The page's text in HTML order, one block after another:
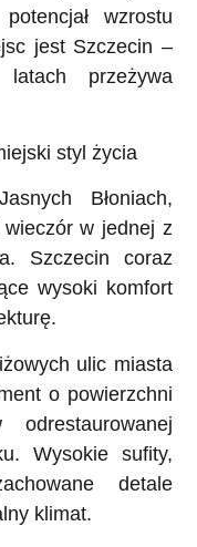
wzrostu
jest Szczecin –
przeżywa
styl życia
Błoniach,
w jednej z
Szczecin coraz
wysoki komfort
ulic miasta
o powierzchni
Wysokie sufity,
detale
klimat.